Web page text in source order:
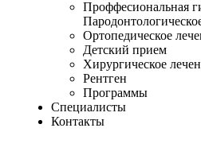
Проффесиональная
Ортопедическое
Детский прием
Хирургическое
Рентген
Программы
Специалисты
Контакты